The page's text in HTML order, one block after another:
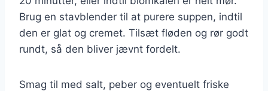
Brug en stavblender til at purere suppen, indtil
den er glat og cremet. Tilsæt fløden og rør godt
rundt, så den bliver jævnt fordelt.
Smag til med salt, peber og eventuelt friske